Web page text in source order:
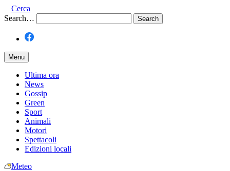
Cerca
Search…
Menu
Ultima ora
News
Gossip
Green
Sport
Animali
Motori
Spettacoli
Edizioni locali
Meteo